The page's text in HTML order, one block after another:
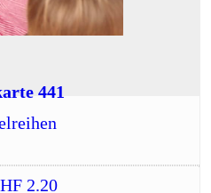
441
2.20